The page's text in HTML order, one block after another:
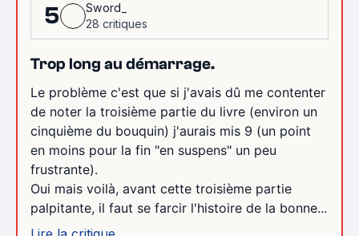
5
Sword_
28 critiques
Trop long au démarrage.
Le problème c'est que si j'avais dû me contenter
de noter la troisième partie du livre (environ un
cinquième du bouquin) j'aurais mis 9 (un point
en moins pour la fin "en suspens" un peu
frustrante).
Oui mais voilà, avant cette troisième partie
palpitante, il faut se farcir l'histoire de la bonne...